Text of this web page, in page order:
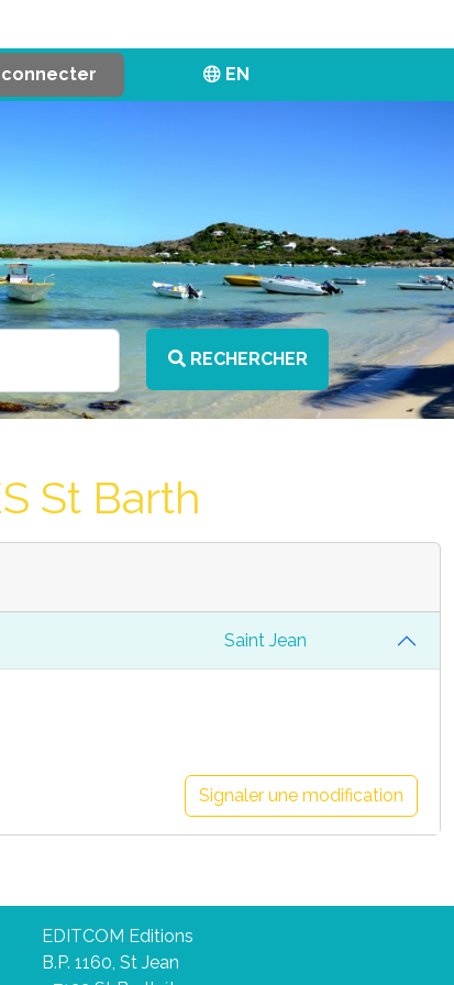
EN
RECHERCHER
St Barth
Saint Jean
Signaler une modification
EDITCOM Editions
B.P. 1160, St Jean